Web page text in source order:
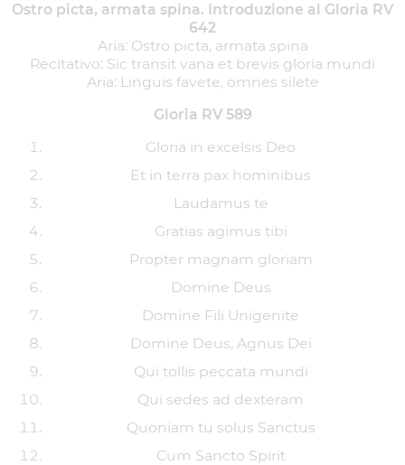
Ostro picta, armata spina. Introduzione al Gloria RV
642
Aria: Ostro picta, armata spina
Recitativo: Sic transit vana et brevis gloria mundi
Aria: Linguis favete, omnes silete
Gloria RV 589
Gloria in excelsis Deo
Et in terra pax hominibus
Laudamus te
Gratias agimus tibi
Propter magnam gloriam
Domine Deus
Domine Fili Unigenite
Domine Deus, Agnus Dei
Qui tollis peccata mundi
Qui sedes ad dexteram
Quoniam tu solus Sanctus
Cum Sancto Spirit